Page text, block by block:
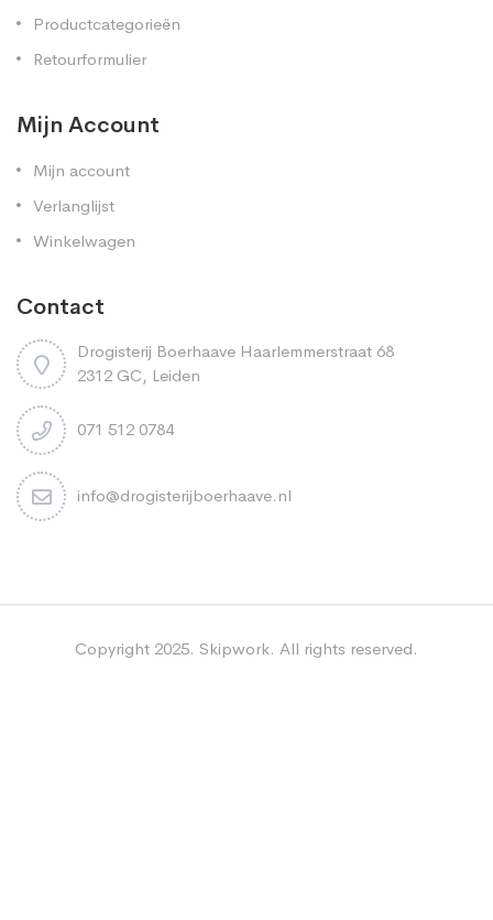
Productcategorieën
Retourformulier
Mijn Account
Mijn account
Verlanglijst
Winkelwagen
Contact
Drogisterij Boerhaave Haarlemmerstraat 68
2312 GC, Leiden
071 512 0784
info@drogisterijboerhaave.nl
Copyright 2025. Skipwork. All rights reserved.